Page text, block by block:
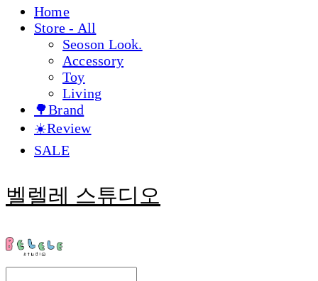
Home
Store - All
Seoson Look.
Accessory
Toy
Living
🌳Brand
☀️Review
SALE
벨렐레 스튜디오